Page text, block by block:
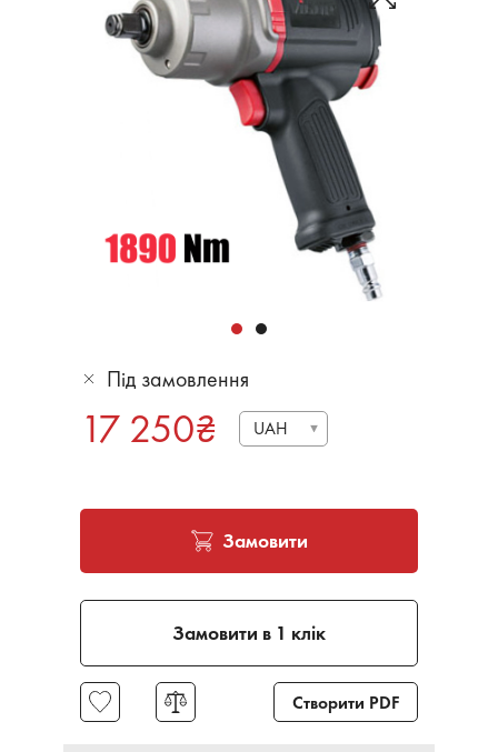
Під замовлення
17 250₴ UAH
Замовити
Замовити в 1 клік
Створити PDF